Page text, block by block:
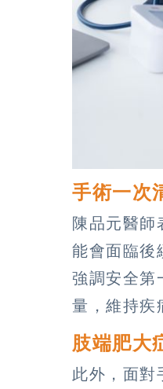
手術一次
陳品元醫師
能會面臨後
強調安全第
量，維持疾
肢端肥大
此外，面對